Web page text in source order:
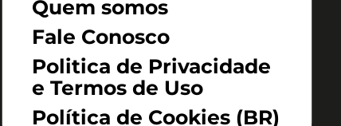
Quem somos
Fale Conosco
Politica de Privacidade
e Termos de Uso
Política de Cookies (BR)